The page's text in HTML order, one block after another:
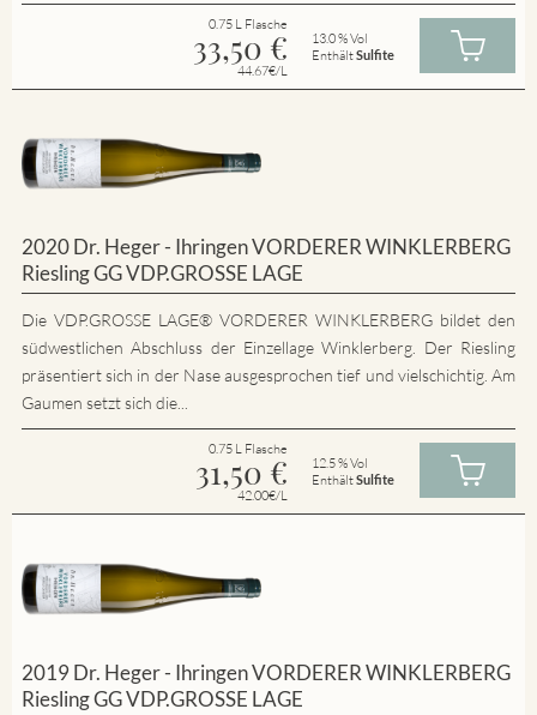
0.75 L Flasche
33,50 €
44.67€/L
13.0 % Vol
EnthältSulfite
2020 Dr. Heger - Ihringen VORDERER WINKLERBERG
Riesling GG VDP.GROSSE LAGE
Die VDP.GROSSE LAGE® VORDERER WINKLERBERG bildet den
südwestlichen Abschluss der Einzellage Winklerberg. Der Riesling
präsentiert sich in der Nase ausgesprochen tief und vielschichtig. Am
Gaumen setzt sich die...
0.75 L Flasche
31,50 €
42.00€/L
12.5 % Vol
EnthältSulfite
2019 Dr. Heger - Ihringen VORDERER WINKLERBERG
Riesling GG VDP.GROSSE LAGE